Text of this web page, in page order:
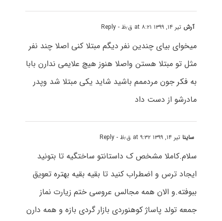
آرش تیر ۱۴, ۱۳۹۹ at ۸:۲۱ ق٫ظ - Reply
میخوای بیای چندین نفر دیگم مبتلا کنی اصلا چند نفر
مثل تو مبتلا هستن واصلا هنوز هیچ علایمی ندارن بابا
به فکر جون مردممم باشید شاید یکی مبتلا شد وپدر
مادرشو از دست داد
سایناتیر ۱۴, ۱۳۹۹ at ۹:۳۲ ق٫ظ - Reply
سلام.کاملا مشخص ک داستانتو ساختگیه تا بتونید
ایجاد ترس و اضطراب کنید تا بقیه بقیه بهتره تعویق
ببوفته.و الان همه مجالس عروسی ختم زیارت نماز
جمعه تولد پاساژ کوهنوردی بازار گردی بازه و همه دارن